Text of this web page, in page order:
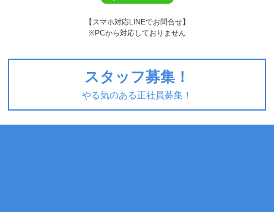
【スマホ対応LINEでお問合せ】
※PCから対応しておりません
スタッフ募集！
やる気のある正社員募集！